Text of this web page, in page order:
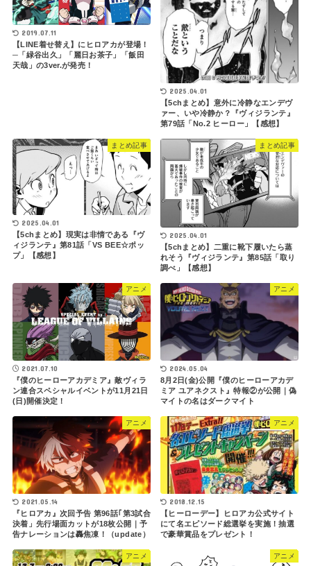
2019.07.11
【LINE着せ替え】にヒロアカが登場！
─「緑谷出久」「麗日お茶子」「飯田
天哉」の3ver.が発売！
2025.04.01
【5chまとめ】意外に冷静なエンデヴ
ァー、いや冷静か？『ヴィジランテ』
第79話「No.2 ヒーロー」【感想】
まとめ記事
2025.04.01
【5chまとめ】現実は非情である『ヴ
ィジランテ』第81話「VS BEE☆ポッ
プ」【感想】
まとめ記事
2025.04.01
【5chまとめ】二重に靴下履いたら蒸
れそう『ヴィジランテ』第85話「取り
調べ」【感想】
アニメ
2021.07.10
『僕のヒーローアカデミア』敵ヴィラ
ン連合スペシャルイベントが11月21日
(日)開催決定！
アニメ
2024.05.04
8月2日(金)公開『僕のヒーローアカデ
ミア ユアネクスト』特報②が公開｜偽
マイトの名はダークマイト
アニメ
2021.05.14
『ヒロアカ』次回予告 第96話｢第3試合
決着」先行場面カットが18枚公開｜予
告ナレーションは轟焦凍！（update）
アニメ
2018.12.15
【ヒーローデー】ヒロアカ公式サイト
にて名エピソード総選挙を実施！抽選
で豪華賞品をプレゼント！
アニメ アニメ